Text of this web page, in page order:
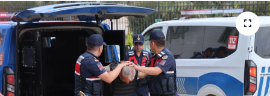
Siyaset
Spor
Yaşam